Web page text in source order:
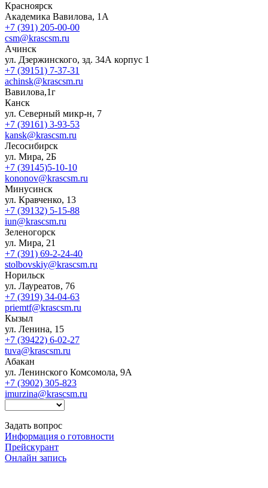
Красноярск
Академика Вавилова, 1А
+7 (391) 205-00-00
csm@krascsm.ru
Ачинск
ул. Дзержинского, зд. 34А корпус 1
+7 (39151) 7-37-31
achinsk@krascsm.ru
Вавилова,1г
Канск
ул. Северный микр-н, 7
+7 (39161) 3-93-53
kansk@krascsm.ru
Лесосибирск
ул. Мира, 2Б
+7 (39145)5-10-10
kononov@krascsm.ru
Минусинск
ул. Кравченко, 13
+7 (39132) 5-15-88
iun@krascsm.ru
Зеленогорск
ул. Мира, 21
+7 (391) 69-2-24-40
stolbovskiy@krascsm.ru
Норильск
ул. Лауреатов, 76
+7 (3919) 34-04-63
priemtf@krascsm.ru
Кызыл
ул. Ленина, 15
+7 (39422) 6-02-27
tuva@krascsm.ru
Абакан
ул. Ленинского Комсомола, 9А
+7 (3902) 305-823
imurzina@krascsm.ru
Задать вопрос
Информация о готовности
Прейскурант
Онлайн запись